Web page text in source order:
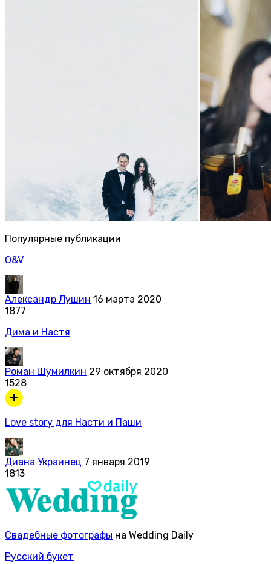
Популярные публикации
O&V
Александр Лушин 16 марта 2020
1877
Дима и Настя
Роман Шумилкин 29 октября 2020
1528
Love story для Насти и Паши
Диана Украинец 7 января 2019
1813
Свадебные фотографы на Wedding Daily
Русский букет